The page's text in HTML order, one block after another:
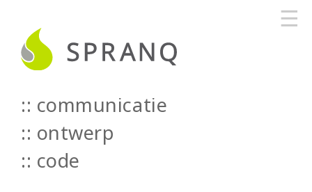
communicatie
::
ontwerp
::
code
☰